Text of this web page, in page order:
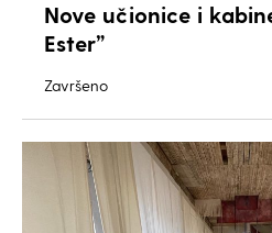
Nove učionice i
Ester”
Završeno